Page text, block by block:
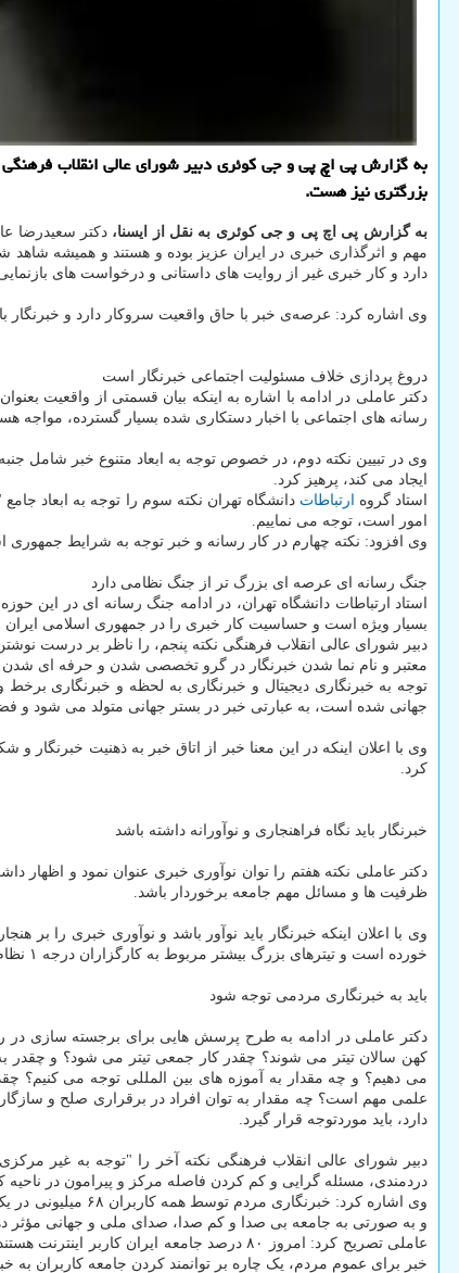
به گزارش پی اچ پی و جی كوئری دبیر شورای عالی انقلاب
بزرگتری نیز هست.
به گزارش پی اچ پی و جی کوئری به نقل از ایسنا، دکتر سعیدرضا
مهم و اثرگذاری خبری در ایران عزیز بوده و هستند و همیشه شاهد
دارد و کار خبری غیر از روایت های داستانی و درخواست های
وی اشاره کرد: عرصه‌ی خبر با حاق واقعیت سروکار دارد و خبرنگار
دروغ پردازی خلاف مسئولیت اجتماعی خبرنگار است
دکتر عاملی در ادامه با اشاره به اینکه بیان قسمتی از
رسانه های اجتماعی با اخبار دستکاری شده بسیار گسترده، مواجه هستیم؛ بعنوان مثال درباب
وی در تبیین نکته دوم، در خصوص توجه به ابعاد متنوع خبر شامل
ایجاد می کند، پرهیز کرد.
استاد گروه
ارتباطات دانشگاه تهران نکته سوم را توجه به ابعاد
امور است، توجه می نماییم.
وی افزود: نکته چهارم در کار رسانه و خبر توجه به شرایط جمهوری
جنگ رسانه ای عرصه ای بزرگ تر از جنگ نظامی دارد
استاد ارتباطات دانشگاه تهران، در ادامه جنگ رسانه ای در
بسیار ویژه است و حساسیت کار خبری را در جمهوری اسلامی ایران
دبیر شورای عالی انقلاب فرهنگی نکته پنجم، را ناظر بر درست
معتبر و نام نما شدن خبرنگار در گرو تخصصی شدن و حرفه ای
توجه به خبرنگاری دیجیتال و خبرنگاری به لحظه و خبرنگاری
جهانی شده است، به عبارتی خبر در بستر جهانی متولد می شود
وی با اعلان اینکه در این معنا خبر از اتاق خبر به ذهنیت خبرنگار
کرد.
خبرنگار باید نگاه فراهنجاری و نوآورانه داشته باشد
دکتر عاملی نکته هفتم را توان نوآوری خبری عنوان نمود و اظهار
ظرفیت ها و مسائل مهم جامعه برخوردار باشد.
وی با اعلان اینکه خبرنگار باید نوآور باشد و نوآوری خبری را بر
خورده است و تیترهای بزرگ بیشتر مربوط به کارگزاران درجه ۱ نظام است.
باید به خبرنگاری مردمی توجه شود
دکتر عاملی در ادامه به طرح پرسش هایی برای برجسته سازی در
کهن سالان تیتر می شوند؟ چقدر کار جمعی تیتر می شود؟ و چقدر
می دهیم؟ و چه مقدار به آموزه های بین المللی توجه می
علمی مهم است؟ چه مقدار به توان افراد در برقراری صلح و
دارد، باید موردتوجه قرار گیرد.
دبیر شورای عالی انقلاب فرهنگی نکته آخر را "توجه به غیر
دردمندی، مسئله گرایی و کم کردن فاصله مرکز و پیرامون در ناحیه کاربران که امروز جمعیت ۶۸ میلیونی
وی اشاره کرد:
و به صورتی به جامعه بی صدا و کم صدا، صدای ملی و جهانی مؤثر
خبر برای عموم مردم، یک چاره بر توانمند کردن جامعه کاربران به